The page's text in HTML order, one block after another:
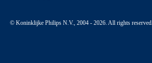
© Koninklijke Philips N.V., 2004 - 2026. All rights reserved.